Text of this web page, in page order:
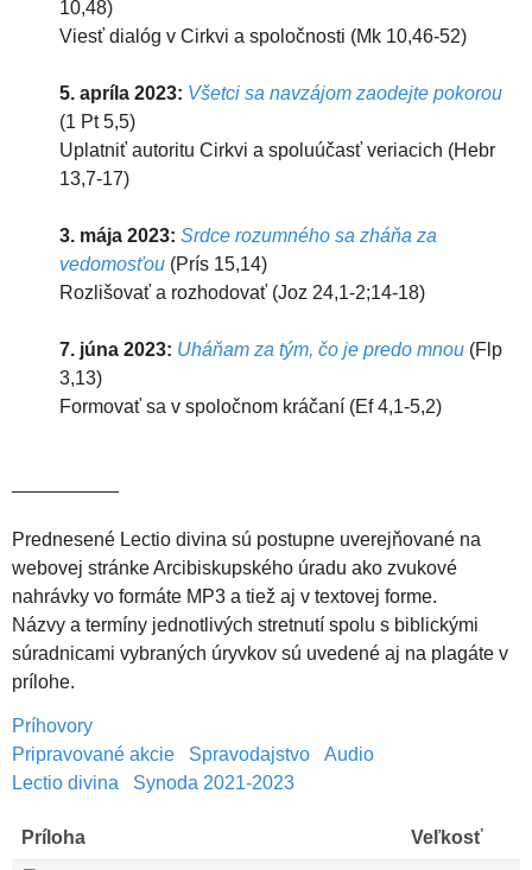
10,48)
Viesť dialóg v Cirkvi a spoločnosti (Mk 10,46-52)
5. apríla 2023: Všetci sa navzájom zaodejte pokorou
(1 Pt 5,5)
Uplatniť autoritu Cirkvi a spoluúčasť veriacich (Hebr
13,7-17)
3. mája 2023: Srdce rozumného sa zháňa za
vedomosťou (Prís 15,14)
Rozlišovať a rozhodovať (Joz 24,1-2;14-18)
7. júna 2023: Uháňam za tým, čo je predo mnou (Flp
3,13)
Formovať sa v spoločnom kráčaní (Ef 4,1-5,2)
Prednesené Lectio divina sú postupne uverejňované na
webovej stránke Arcibiskupského úradu ako zvukové
nahrávky vo formáte MP3 a tiež aj v textovej forme.
Názvy a termíny jednotlivých stretnutí spolu s biblickými
súradnicami vybraných úryvkov sú uvedené aj na plagáte v
prílohe.
Príhovory
Pripravované akcie
Spravodajstvo
Audio
Lectio divina
Synoda 2021-2023
Príloha Veľkosť